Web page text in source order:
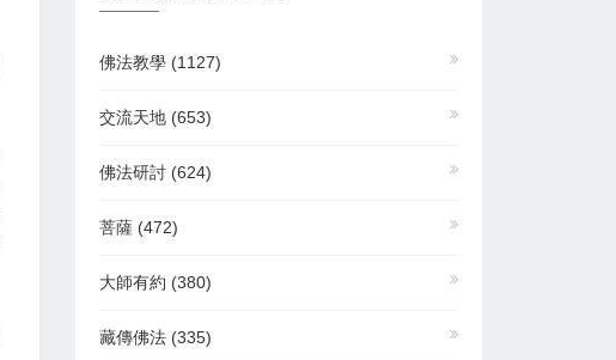
佛法教學 (1127)
交流天地 (653)
佛法研討 (624)
菩薩 (472)
大師有約 (380)
藏傳佛法 (335)